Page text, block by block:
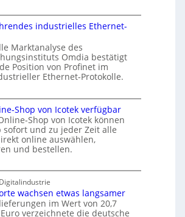
industrielles Ethernet-
Marktanalyse des
Omdia bestätigt
Position von Profinet im
Ethernet-Protokolle.
Shop von Icotek verfügbar
Shop von Icotek können
sofort und zu jeder Zeit alle
online auswählen,
und bestellen.
wachsen etwas langsamer
im Wert von 20,7
verzeichnete die deutsche